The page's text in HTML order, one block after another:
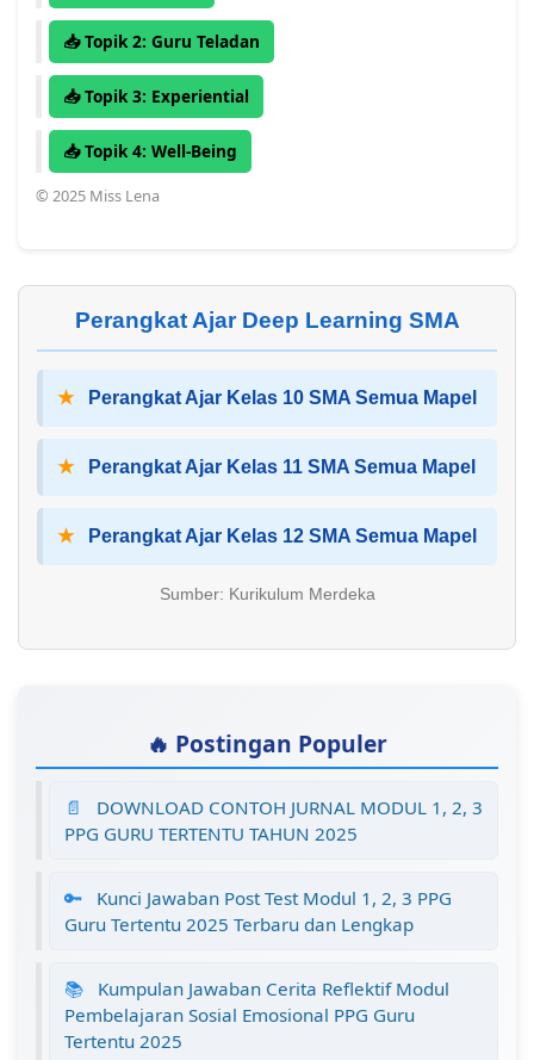
📥 Topik 2: Guru Teladan
📥 Topik 3: Experiential
📥 Topik 4: Well-Being
© 2025 Miss Lena
Perangkat Ajar Deep Learning SMA
★ Perangkat Ajar Kelas 10 SMA Semua Mapel
★ Perangkat Ajar Kelas 11 SMA Semua Mapel
★ Perangkat Ajar Kelas 12 SMA Semua Mapel
Sumber: Kurikulum Merdeka
🔥 Postingan Populer
📄
DOWNLOAD CONTOH JURNAL MODUL 1, 2, 3
PPG GURU TERTENTU TAHUN 2025
🔑
Kunci Jawaban Post Test Modul 1, 2, 3 PPG
Guru Tertentu 2025 Terbaru dan Lengkap
📚
Kumpulan Jawaban Cerita Reflektif Modul
Pembelajaran Sosial Emosional PPG Guru
Tertentu 2025